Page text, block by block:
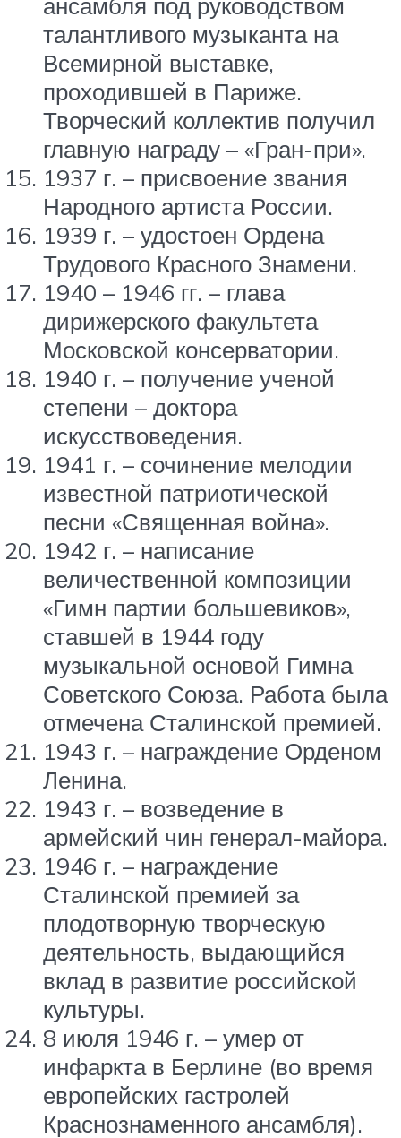
талантливого музыканта на
Всемирной выставке,
проходившей в Париже.
Творческий коллектив получил
главную награду – «Гран-при».
1937 г. – присвоение звания
Народного артиста России.
1939 г. – удостоен Ордена
Трудового Красного Знамени.
1940 – 1946 гг. – глава
дирижерского факультета
Московской консерватории.
1940 г. – получение ученой
степени – доктора
искусствоведения.
1941 г. – сочинение мелодии
известной патриотической
песни «Священная война».
1942 г. – написание
величественной композиции
«Гимн партии большевиков»,
ставшей в 1944 году
музыкальной основой Гимна
Советского Союза. Работа была
отмечена Сталинской премией.
1943 г. – награждение Орденом
Ленина.
1943 г. – возведение в
армейский чин генерал-майора.
1946 г. – награждение
Сталинской премией за
плодотворную творческую
деятельность, выдающийся
вклад в развитие российской
культуры.
8 июля 1946 г. – умер от
инфаркта в Берлине (во время
европейских гастролей
Краснознаменного ансамбля).